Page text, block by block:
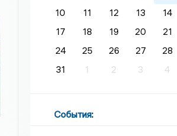
10
11 12 13 14
17
18 19 20 21
24
25 26 27 28
31
1 2 3 4
События: